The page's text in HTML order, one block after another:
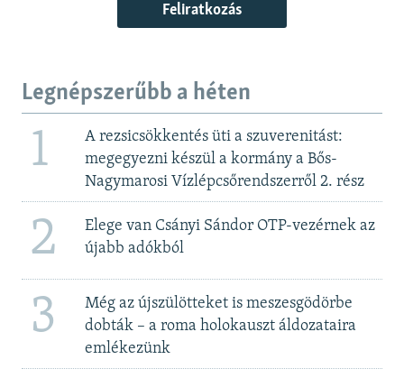
Feliratkozás
Legnépszerűbb a héten
1
A rezsicsökkentés üti a szuverenitást:
megegyezni készül a kormány a Bős-
Nagymarosi Vízlépcsőrendszerről 2. rész
2
Elege van Csányi Sándor OTP-vezérnek az
újabb adókból
3
Még az újszülötteket is meszesgödörbe
dobták – a roma holokauszt áldozataira
emlékezünk